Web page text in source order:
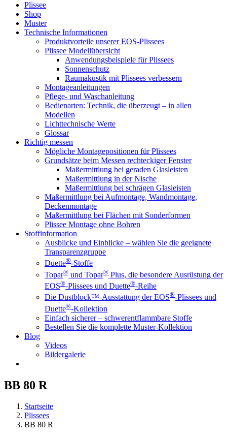
Plissee
Shop
Muster
Technische Informationen
Produktvorteile unserer EOS-Plissees
Plissee Modellübersicht
Anwendungsbeispiele für Plissees
Sonnenschutz
Raumakustik mit Plissees verbessern
Montageanleitungen
Pflege- und Waschanleitung
Bedienarten: Technik, die überzeugt – in allen
Modellen
Lichttechnische Werte
Glossar
Richtig messen
Mögliche Montagepositionen für Plissees
Grundsätze beim Messen rechteckiger Fenster
Maßermittlung bei geraden Glasleisten
Maßermittlung in der Nische
Maßermittlung bei schrägen Glasleisten
Maßermittlung bei Aufmontage, Wandmontage,
Deckenmontage
Maßermittlung bei Flächen mit Sonderformen
Plissee Montage ohne Bohren
Stoffinformation
Ausblicke und Einblicke – wählen Sie die geeignete
Transparenzgruppe
Duette®-Stoffe
Topar® und Topar® Plus, die besondere Ausrüstung der
EOS®-Plissees und Duette®-Reihe
Die Dustblock™-Ausstattung der EOS®-Plissees und
Duette®-Kollektion
Einfach sicherer – schwerentflammbare Stoffe
Bestellen Sie die komplette Muster-Kollektion
Blog
Videos
Bildergalerie
BB 80 R
Startseite
Plissees
BB 80 R